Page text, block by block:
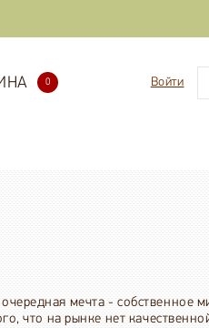
0 Войти
мечта - собственное
что на рынке нет